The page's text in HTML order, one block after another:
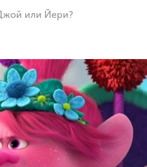
или Йери?